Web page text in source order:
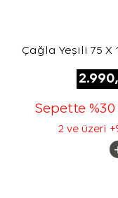
Çağla Yeşili 75 X
Sepette %30
2 ve üzeri